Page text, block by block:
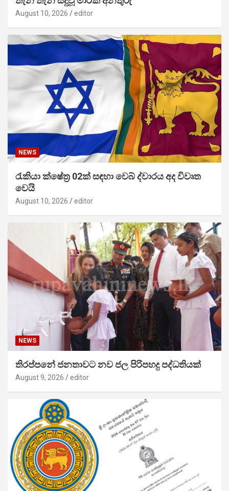
August 10, 2026 editor
NEWS
රැකියා ක්ෂේත්‍ර 02ක් සඳහා වෙබ් ද්වාරය අද විවෘත
වෙයි
August 10, 2026 editor
NEWS
තිරප්පනේ ජනතාවට නව ජල පිරිපහදු පද්ධතියක්
August 9, 2026 editor